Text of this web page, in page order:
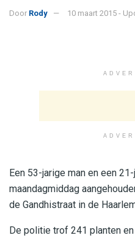
Door Rody 10 maart 2015 -
Een 53-jarige man en een
maandagmiddag
de Gandhistraat in de
De politie trof 241 planten